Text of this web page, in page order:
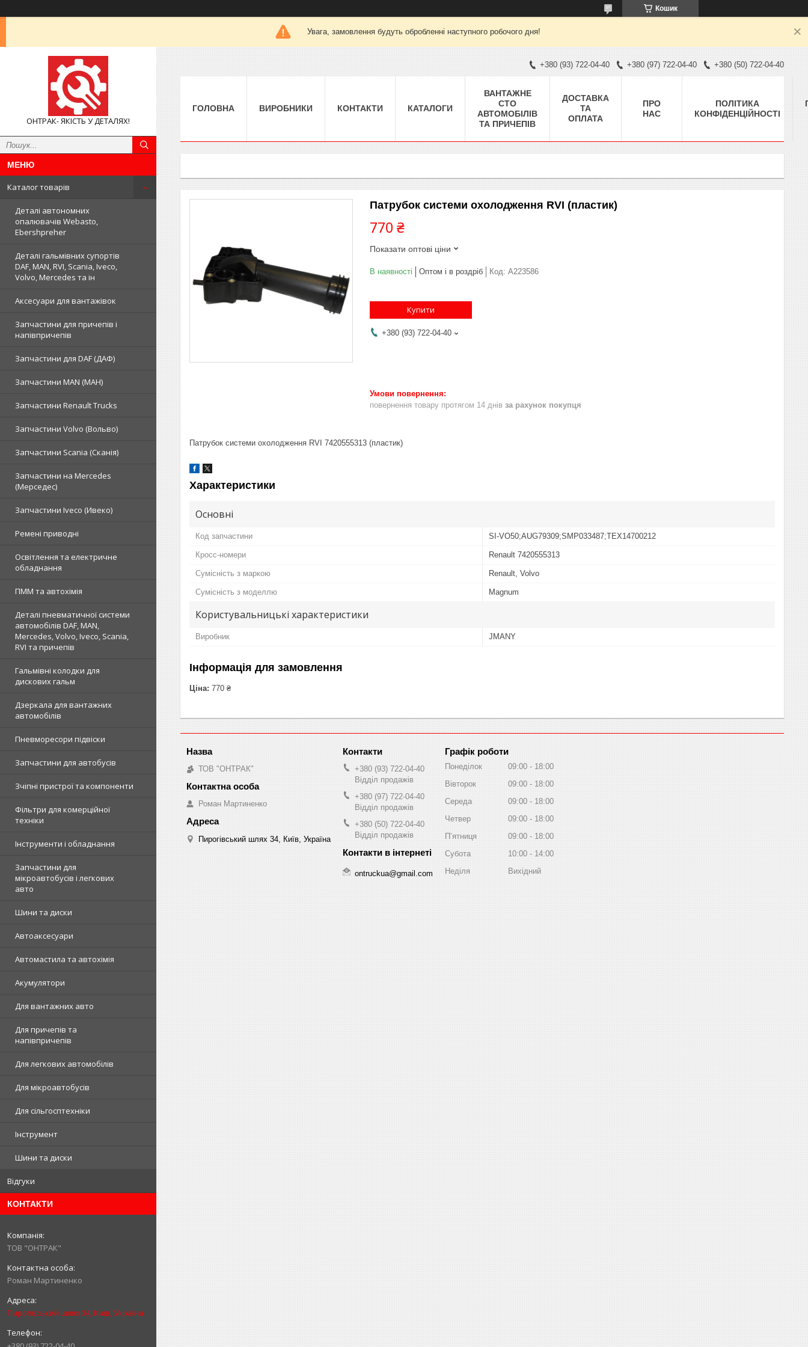
Кошик
Увага, замовлення будуть обробленні наступного робочого дня!
ОНТРАК- ЯКІСТЬ У ДЕТАЛЯХ!
Каталог товарів
Деталі автономних
опалювачів Webasto,
Ebershpreher
Деталі гальмівних супортів
DAF, MAN, RVI, Scania, Iveco,
Volvo, Mercedes та ін
Аксесуари для вантажівок
Запчастини для причепів і
напівпричепів
Запчастини для DAF (ДАФ)
Запчастини MAN (МАН)
Запчастини Renault Trucks
Запчастини Volvo (Вольво)
Запчастини Scania (Сканія)
Запчастини на Mercedes
(Мерседес)
Запчастини Iveco (Ивеко)
Ремені приводні
Освітлення та електричне
обладнання
ПММ та автохімія
Деталі пневматичної системи
автомобілів DAF, MAN,
Mercedes, Volvo, Iveco, Scania,
RVI та причепів
Гальмівні колодки для
дискових гальм
Дзеркала для вантажних
автомобілів
Пневморесори підвіски
Запчастини для автобусів
Зчіпні пристрої та компоненти
Фільтри для комерційної
техніки
Інструменти і обладнання
Запчастини для
мікроавтобусів і легкових
авто
Шини та диски
Автоаксесуари
Автомастила та автохімія
Акумулятори
Для вантажних авто
Для причепів та
напівпричепів
Для легкових автомобілів
Для мікроавтобусів
Для сільгосптехніки
Інструмент
Шини та диски
Відгуки
КОНТАКТИ
ТОВ "ОНТРАК"
Роман Мартиненко
Пирогівський шлях 34, Київ, Україна
+380 (93) 722-04-40 +380 (97) 722-04-40 +380 (50) 722-04-40
ГОЛОВНА ВИРОБНИКИ КОНТАКТИ КАТАЛОГИ
ВАНТАЖНЕ
СТО
АВТОМОБІЛІВ
ТА ПРИЧЕПІВ
ДОСТАВКА
ТА
ОПЛАТА
ПРО
НАС
ПОЛІТИКА
КОНФІДЕНЦІЙНОСТІ
Патрубок системи охолодження RVI (пластик)
770 ₴
Показати оптові ціни
В наявності Оптом і в роздріб Код: A223586
Купити
+380 (93) 722-04-40
повернення товару протягом 14 днів за рахунок покупця
Патрубок системи охолодження RVI 7420555313 (пластик)
Характеристики
Основні
Код запчастини SI-VO50;AUG79309;SMP033487;TEX14700212
Кросс-номери Renault 7420555313
Сумісність з маркою Renault, Volvo
Сумісність з моделлю Magnum
Користувальницькі характеристики
Виробник JMANY
Інформація для замовлення
Ціна: 770 ₴
ТОВ "ОНТРАК"
Роман Мартиненко
Пирогівський шлях 34, Київ, Україна
+380 (93) 722-04-40
Відділ продажів
+380 (97) 722-04-40
Відділ продажів
+380 (50) 722-04-40
Відділ продажів
ontruckua@gmail.com
Графік роботи
Понеділок 09:00
18:00
Вівторок
09:00
18:00
Середа
09:00
18:00
Четвер
09:00
18:00
Пʼятниця
09:00
18:00
Субота
10:00
14:00
Неділя
Вихідний